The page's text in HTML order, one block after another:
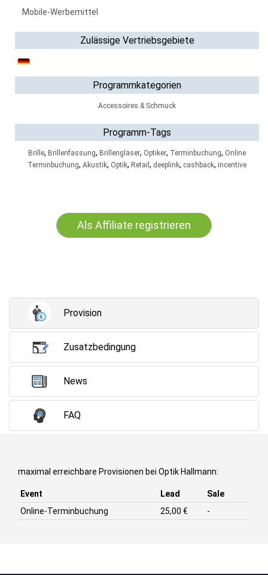
Mobile-Werbemittel
Zulässige Vertriebsgebiete
Programmkategorien
Accessoires & Schmuck
Programm-Tags
Brille, Brillenfassung, Brillengläser, Optiker, Terminbuchung, Online
Terminbuchung, Akustik, Optik, Retail , deeplink, cashback, incentive
Als Affiliate registrieren
Provision
Zusatzbedingung
News
FAQ
maximal erreichbare Provisionen bei Optik Hallmann:
Event Lead
Sale
Online-Terminbuchung
25,00 € -